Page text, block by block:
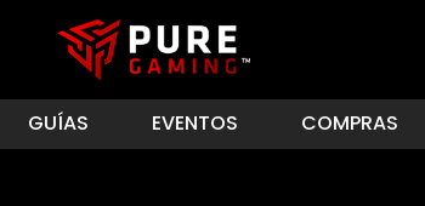
GUÍAS EVENTOS COMPRAS